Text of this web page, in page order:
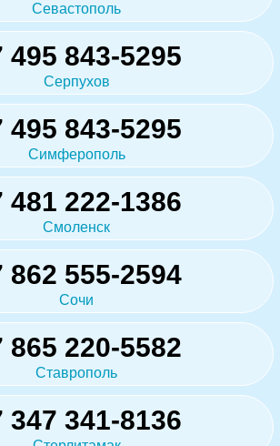
Севастополь
495 843-5295
Серпухов
495 843-5295
Симферополь
481 222-1386
Смоленск
862 555-2594
Сочи
865 220-5582
Ставрополь
347 341-8136